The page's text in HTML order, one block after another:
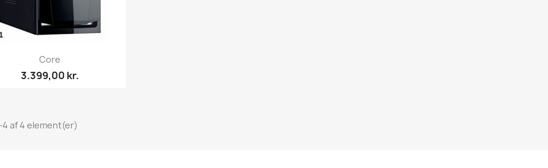
Vis her
Core
3.399,00 kr.
4 af 4 element(er)